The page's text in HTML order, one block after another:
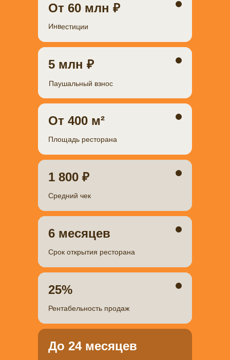
От 400 м²
Площадь ресторана
1 800 ₽
Средний чек
6 месяцев
Срок открытия ресторана
5 млн ₽
Паушальный взнос
25%
Рентабельность продаж
От 60 млн ₽
Инвестиции
До 24 месяцев